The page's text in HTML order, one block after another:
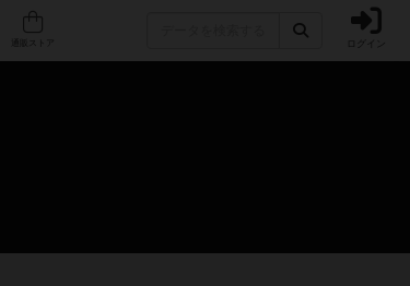
人気ボードゲーム ログイン